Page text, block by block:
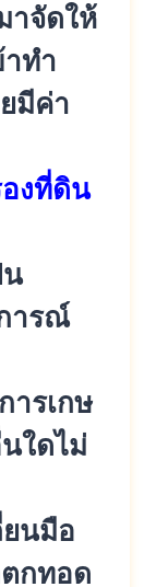
าจัดให้
าทำ
มีค่า
งที่ดิน
น
ารณ์
ารเกษ
ใดไม่
นมือ
กทอด